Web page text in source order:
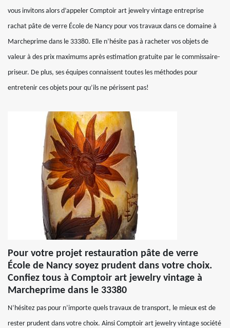
vous invitons alors d’appeler Comptoir art jewelry vintage entreprise
rachat pâte de verre École de Nancy pour vos travaux dans ce domaine à
Marcheprime dans le 33380. Elle n’hésite pas à racheter vos objets de
valeur à des prix maximums après estimation gratuite par le commissaire-
priseur. De plus, ses équipes connaissent toutes les méthodes pour
entretenir ces objets pour qu’ils ne périssent pas!
Pour votre projet restauration pâte de verre
École de Nancy soyez prudent dans votre choix.
Confiez tous à Comptoir art jewelry vintage à
Marcheprime dans le 33380
N’hésitez pas pour n’importe quels travaux de transport, le mieux est de
rester prudent dans votre choix. Ainsi Comptoir art jewelry vintage société